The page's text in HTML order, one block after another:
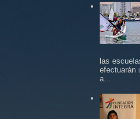
las
efectuarán
a...